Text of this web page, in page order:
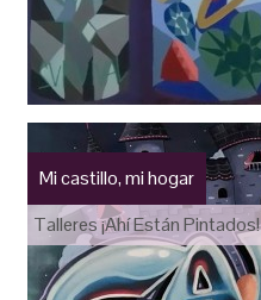
Mi castillo, mi hogar
Talleres ¡Ahí Están Pintados!